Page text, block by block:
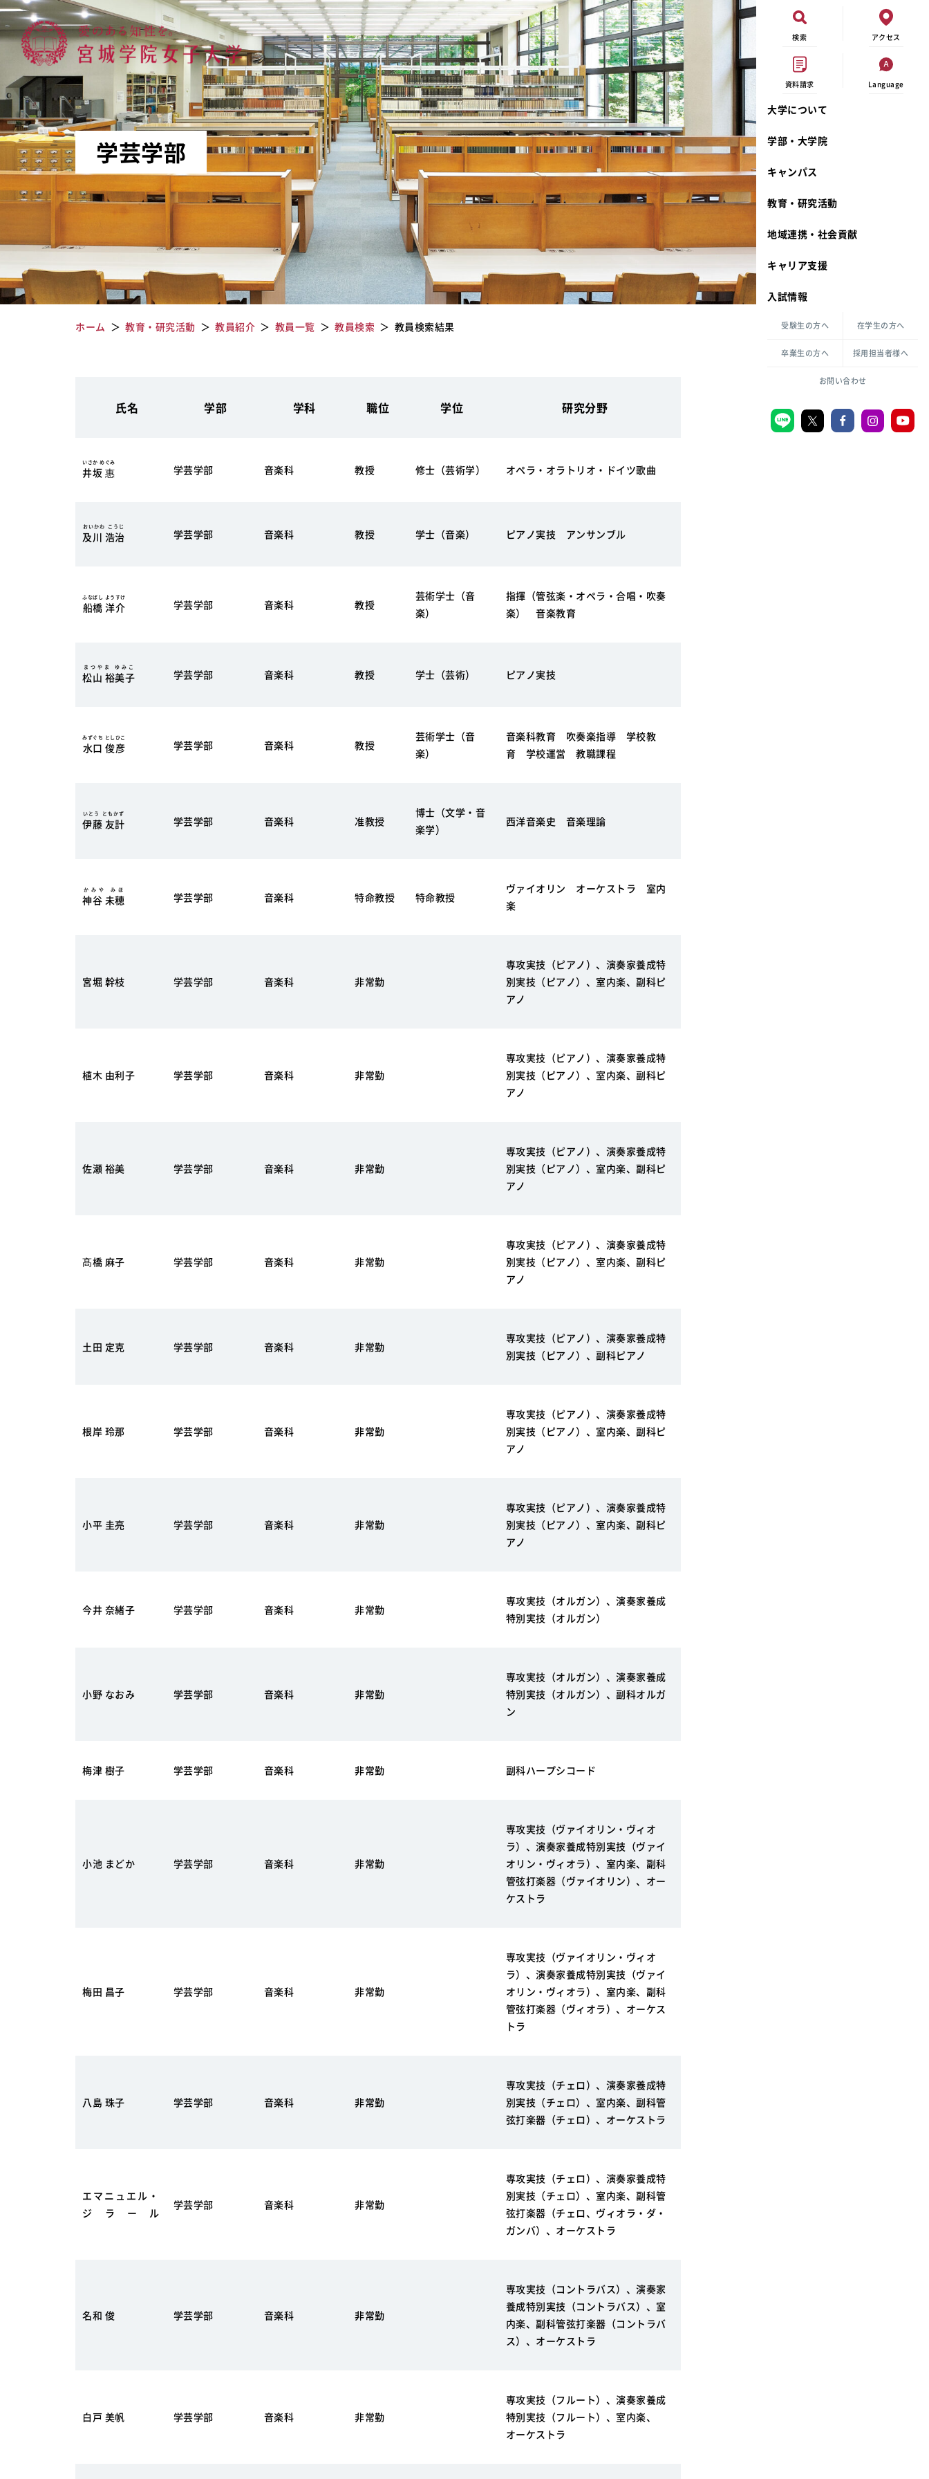
検索 アクセス
資料請求 Language
大学について
宮城学院 校歌
礼拝堂
カリキュラム・ポリシー
倫理憲章
ハラスメントの防止
共生のための多様性宣言
学部・大学院
生活文化デザイン学科
一般教育課程
キャンパス
奨学金
大学祭
キャンパスメンバーズ
教職センター
学芸員課程
図書館司書課程
教育・研究活動動物実験に関する情報公開
教員一覧
大学刊行物
地域連携・社会貢献
カリキュラム・入室方法
キャリア支援
入試情報
出張講義
大学見学
相談フォーム
資料請求
受験生の方へ 在学生の方へ
卒業生の方へ 採用担当者様へ
お問い合わせ
宮城学院女子大学
学芸学部
ホーム 教育・研究活動 教員紹介 教員一覧 教員検索 教員検索結果
氏名 学部 学科 職位 学位 研究分野
井坂 惠
いさか めぐみ
学芸学部 音楽科 教授 修士（芸術学） オペラ・オラトリオ・ドイツ歌曲
及川 浩治
おいかわ こうじ
学芸学部 音楽科 教授 学士（音楽） ピアノ実技 アンサンブル
船橋 洋介
ふなばし ようすけ
学芸学部 音楽科 教授
芸術学士（音
楽）
指揮（管弦楽・オペラ・合唱・吹奏
楽） 音楽教育
松山 裕美子
まつやま ゆみこ
学芸学部 音楽科 教授 学士（芸術） ピアノ実技
水口 俊彦
みずぐち としひこ
学芸学部 音楽科 教授
芸術学士（音
楽）
音楽科教育 吹奏楽指導 学校教
育 学校運営 教職課程
伊藤 友計
いとう ともかず
学芸学部 音楽科 准教授
博士（文学・音
楽学）
西洋音楽史 音楽理論
神谷 未穂
かみや みほ
学芸学部 音楽科 特命教授 特命教授
ヴァイオリン オーケストラ 室内
楽
宮堀 幹枝 学芸学部 音楽科 非常勤
専攻実技（ピアノ）、演奏家養成特
別実技（ピアノ）、室内楽、副科ピ
アノ
植木 由利子 学芸学部 音楽科 非常勤
専攻実技（ピアノ）、演奏家養成特
別実技（ピアノ）、室内楽、副科ピ
アノ
佐瀬 裕美 学芸学部 音楽科 非常勤
専攻実技（ピアノ）、演奏家養成特
別実技（ピアノ）、室内楽、副科ピ
アノ
髙橋 麻子 学芸学部 音楽科 非常勤
専攻実技（ピアノ）、演奏家養成特
別実技（ピアノ）、室内楽、副科ピ
アノ
土田 定克 学芸学部 音楽科 非常勤
専攻実技（ピアノ）、演奏家養成特
別実技（ピアノ）、副科ピアノ
根岸 玲那 学芸学部 音楽科 非常勤
専攻実技（ピアノ）、演奏家養成特
別実技（ピアノ）、室内楽、副科ピ
アノ
小平 圭亮 学芸学部 音楽科 非常勤
専攻実技（ピアノ）、演奏家養成特
別実技（ピアノ）、室内楽、副科ピ
アノ
今井 奈緒子 学芸学部 音楽科 非常勤
専攻実技（オルガン）、演奏家養成
特別実技（オルガン）
小野 なおみ 学芸学部 音楽科 非常勤
専攻実技（オルガン）、演奏家養成
特別実技（オルガン）、副科オルガ
ン
梅津 樹子 学芸学部 音楽科 非常勤 副科ハープシコード
小池 まどか 学芸学部 音楽科 非常勤
専攻実技（ヴァイオリン・ヴィオ
ラ）、演奏家養成特別実技（ヴァイ
オリン・ヴィオラ）、室内楽、副科
管弦打楽器（ヴァイオリン）、オー
ケストラ
梅田 昌子 学芸学部 音楽科 非常勤
専攻実技（ヴァイオリン・ヴィオ
ラ）、演奏家養成特別実技（ヴァイ
オリン・ヴィオラ）、室内楽、副科
管弦打楽器（ヴィオラ）、オーケス
トラ
八島 珠子 学芸学部 音楽科 非常勤
専攻実技（チェロ）、演奏家養成特
別実技（チェロ）、室内楽、副科管
弦打楽器（チェロ）、オーケストラ
エマニュエル・
ジラール
学芸学部 音楽科 非常勤
専攻実技（チェロ）、演奏家養成特
別実技（チェロ）、室内楽、副科管
弦打楽器（チェロ、ヴィオラ・ダ・
ガンバ）、オーケストラ
名和 俊 学芸学部 音楽科 非常勤
専攻実技（コントラバス）、演奏家
養成特別実技（コントラバス）、室
内楽、副科管弦打楽器（コントラバ
ス）、オーケストラ
白戸 美帆 学芸学部 音楽科 非常勤
専攻実技（フルート）、演奏家養成
特別実技（フルート）、室内楽、
オーケストラ